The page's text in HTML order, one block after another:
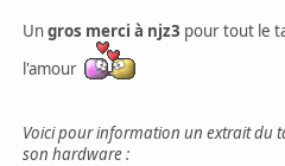
Ungros merci à njz3 pour tout le
l'amour
Voici pour information un extrait du
son hardware :